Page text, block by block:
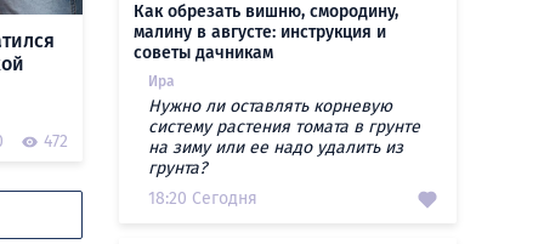
472
Как обрезать вишню, смородину,
малину в августе: инструкция и
советы дачникам
Ира
Нужно ли оставлять корневую
систему растения томата в грунте
на зиму или ее надо удалить из
грунта?
18:20 Сегодня